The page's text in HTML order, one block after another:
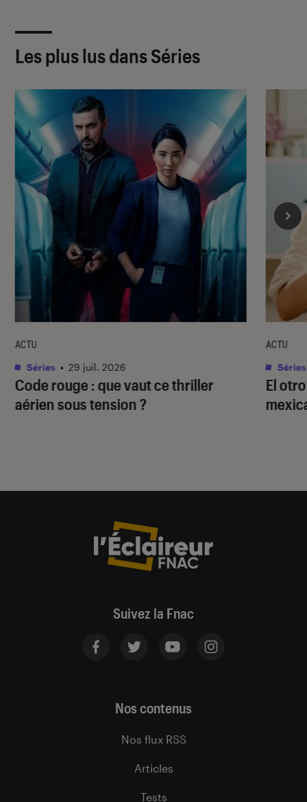
Les plus lus dans Séries
Code rouge: que vaut ce thriller
aérien sous tension ?
ACTU
Séries • 29 juil. 2026
El
ACTU
Séries
Suivez la Fnac
Nos contenus
Nos flux RSS
Articles
Tests